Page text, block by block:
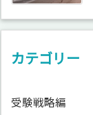
カテゴリー
受験戦略編